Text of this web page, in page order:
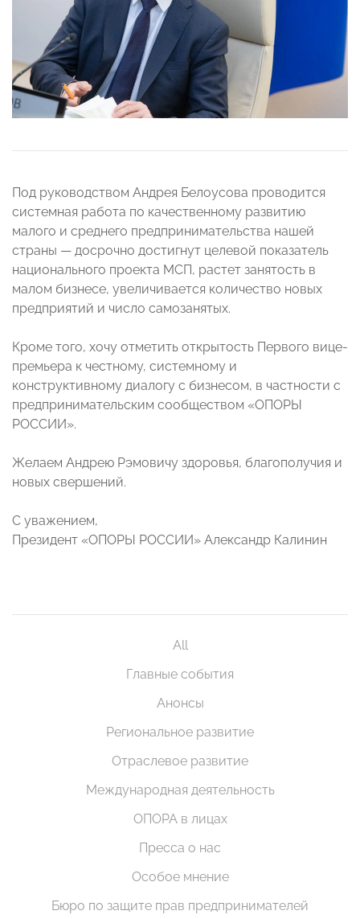
Под руководством Андрея Белоусова проводится
системная работа по качественному развитию
малого и среднего предпринимательства нашей
страны — досрочно достигнут целевой показатель
национального проекта МСП, растет занятость в
малом бизнесе, увеличивается количество новых
предприятий и число самозанятых.
Кроме того, хочу отметить открытость Первого вице-
премьера к честному, системному и
конструктивному диалогу с бизнесом, в частности с
предпринимательским сообществом «ОПОРЫ
РОССИИ».
Желаем Андрею Рэмовичу здоровья, благополучия и
новых свершений.
С уважением,
Президент «ОПОРЫ РОССИИ» Александр Калинин
All
Главные события
Анонсы
Региональное развитие
Отраслевое развитие
Международная деятельность
ОПОРА в лицах
Пресса о нас
Особое мнение
Бюро по защите прав предпринимателей